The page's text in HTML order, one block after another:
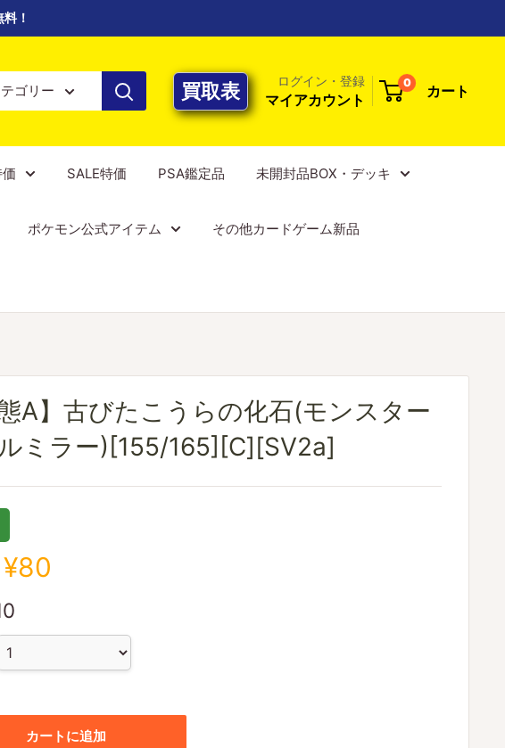
！
ゴリー 買取表 ログイン・登録
マイアカウント
0 カート
SALE特価 PSA鑑定品 未開封品BOX・デッキ
ポケモン公式アイテム その他カードゲーム新品
態A】古びたこうらの化石(モンスター
ミラー)[155/165][C][SV2a]
¥80
カートに追加